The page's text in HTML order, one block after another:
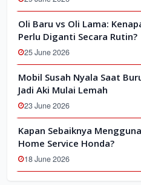
Oli Baru vs Oli Lama:
Perlu Diganti Secara Rutin?
25 June 2026
Mobil Susah Nyala Saat
Jadi Aki Mulai Lemah
23 June 2026
Kapan Sebaiknya
Home Service Honda?
18 June 2026